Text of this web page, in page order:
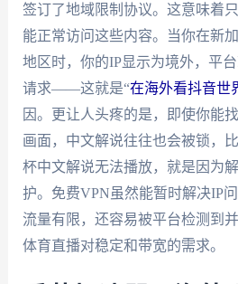
签订了地域限制协议。这意味着
能正常访问这些内容。当你在新
地区时，你的IP显示为境外，平
请求——这就是“在海外看抖音世
因。更让人头疼的是，即使你能
画面，中文解说往往也会被锁，
杯中文解说无法播放，就是因为
护。免费VPN虽然能暂时解决IP
流量有限，还容易被平台检测到
体育直播对稳定和带宽的需求。